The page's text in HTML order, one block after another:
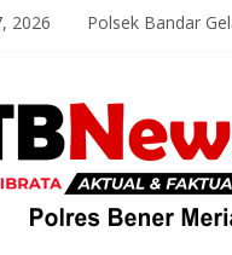
2026
Polsek Bandar
Patroli Malam
Bhabinkamtibmas